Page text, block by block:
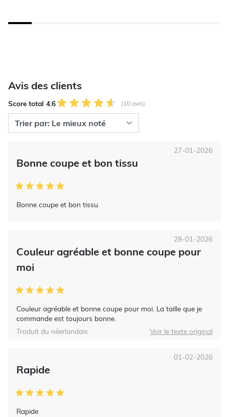
Avis des clients
Score total 4.6 (10 avis)
Bonne coupe et bon tissu
Bonne coupe et bon tissu
27-01-2026
Couleur agréable et bonne coupe pour
moi
Couleur agréable et bonne coupe pour moi. La taille que je
commande est toujours bonne.
28-01-2026
Traduit du néerlandais Voir le texte original
Rapide
Rapide
01-02-2026